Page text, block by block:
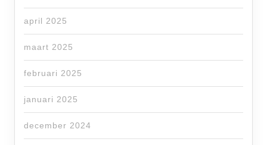
april 2025
maart 2025
februari 2025
januari 2025
december 2024